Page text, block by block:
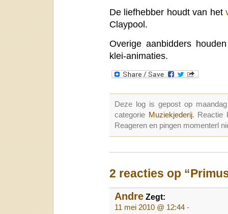
De liefhebber houdt van het
Claypool.
Overige aanbidders
klei-animaties.
Deze log is gepost op
categorie Muziekjederij. Reactie
Reageren en pingen momenterl
2 reacties op
Andre Zegt:
11 mei 2010 @ 12:44 -